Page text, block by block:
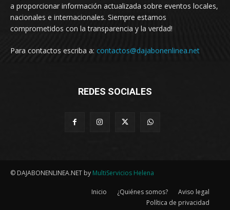
a proporcionar información actualizada sobre eventos locales,
nacionales e internacionales. Siempre estamos
comprometidos con la transparencia y la verdad!
Para contactos escriba a: contactos@dajabonenlinea.net
REDES SOCIALES
© DAJABONENLINEA.NET by MultiServicios Helena
Inicio ¿Quiénes somos?
Aviso legal
Política de privacidad